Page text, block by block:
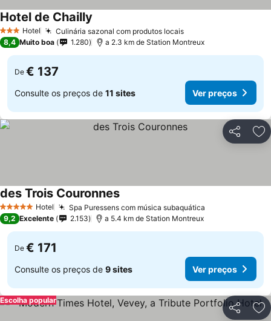
3 EstrelasHotel Culinária sazonal com produtos locaisVer preços
Hotel de Chailly
8,4 Muito boa 1.280 a 2.3 km de Station Montreux
De € 137
Consulte os preços de 11 sites Ver preços
Partilhar
5 Estrelas Hotel Spa Puressens com música subaquática
des Trois CouronnesVer preços
9,2 Excelente 2.153 a 5.4 km de Station Montreux
De € 171
Consulte os preços de 9 sites Ver preços
Partilhar
Escolha popular